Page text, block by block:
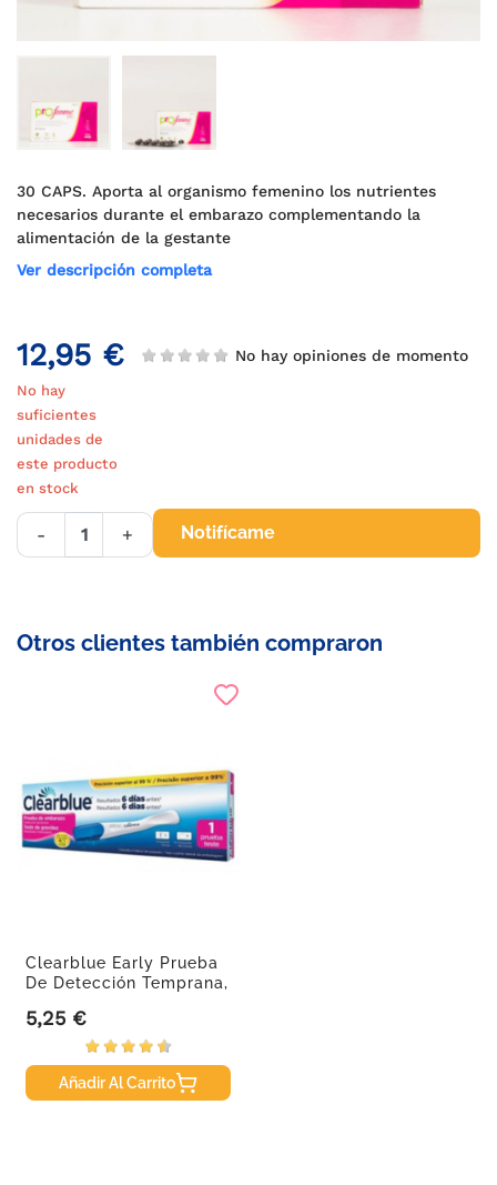
30 CAPS. Aporta al organismo femenino los nutrientes
necesarios durante el embarazo complementando la
alimentación de la gestante
Ver descripción completa
12,95 € No hay opiniones de momento
No hay
suficientes
unidades de
este producto
en stock
- + Notifícame
Otros clientes también compraron
Clearblue Early Prueba
De Detección Temprana,
Precio
5,25 €
Añadir Al Carrito